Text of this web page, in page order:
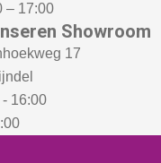
– 17:00
Showroom
17
- 16:00